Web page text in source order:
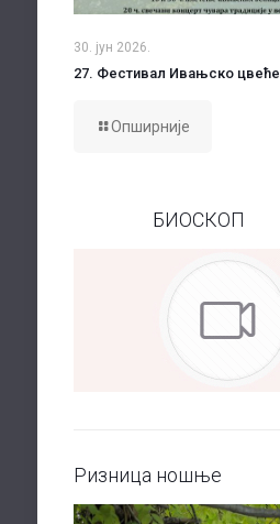
30. јун 2026.
27. Фестивал Ивањско цвеће
Опширније
БИОСКОП
Ризница ношње